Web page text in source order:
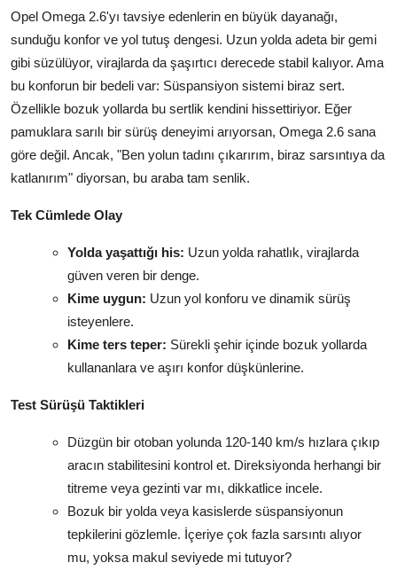
Opel Omega 2.6'yı tavsiye edenlerin en büyük dayanağı,
sunduğu konfor ve yol tutuş dengesi. Uzun yolda adeta bir gemi
gibi süzülüyor, virajlarda da şaşırtıcı derecede stabil kalıyor. Ama
bu konforun bir bedeli var: Süspansiyon sistemi biraz sert.
Özellikle bozuk yollarda bu sertlik kendini hissettiriyor. Eğer
pamuklara sarılı bir sürüş deneyimi arıyorsan, Omega 2.6 sana
göre değil. Ancak, "Ben yolun tadını çıkarırım, biraz sarsıntıya da
katlanırım" diyorsan, bu araba tam senlik.
Tek Cümlede Olay
Yolda yaşattığı his: Uzun yolda rahatlık, virajlarda
güven veren bir denge.
Kime uygun: Uzun yol konforu ve dinamik sürüş
isteyenlere.
Kime ters teper: Sürekli şehir içinde bozuk yollarda
kullananlara ve aşırı konfor düşkünlerine.
Test Sürüşü Taktikleri
Düzgün bir otoban yolunda 120-140 km/s hızlara çıkıp
aracın stabilitesini kontrol et. Direksiyonda herhangi bir
titreme veya gezinti var mı, dikkatlice incele.
Bozuk bir yolda veya kasislerde süspansiyonun
tepkilerini gözlemle. İçeriye çok fazla sarsıntı alıyor
mu, yoksa makul seviyede mi tutuyor?